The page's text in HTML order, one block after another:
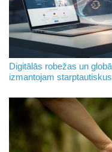
Digitālās robežas un
izmantojam